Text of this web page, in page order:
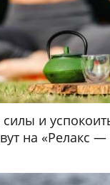
силы и
на «Релакс —